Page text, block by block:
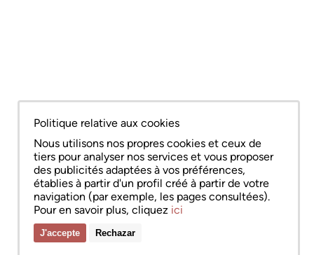
Politique relative aux cookies
Nous utilisons nos propres cookies et ceux de
tiers pour analyser nos services et vous proposer
des publicités adaptées à vos préférences,
établies à partir d'un profil créé à partir de votre
navigation (par exemple, les pages consultées).
Pour en savoir plus, cliquez ici
J'accepte Rechazar